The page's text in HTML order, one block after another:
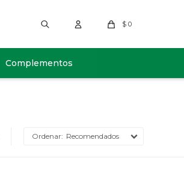
Complementos
$ 0
Recomendados